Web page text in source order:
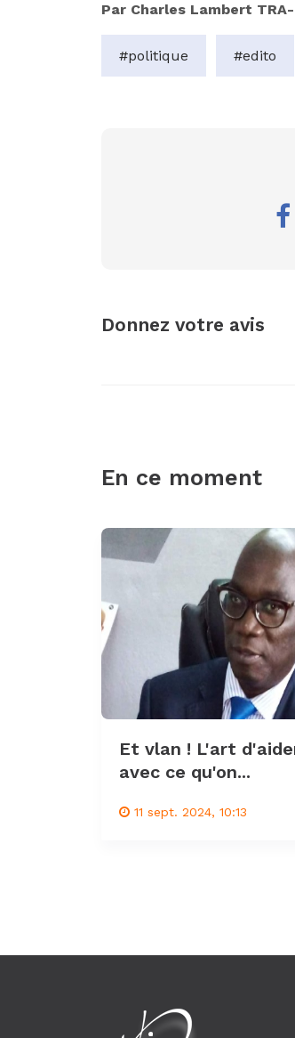
Par Charles Lambert
#politique #edito
Donnez votre avis
En ce moment
Et vlan ! L'art
avec ce qu'on...
11 sept. 2024, 10:13